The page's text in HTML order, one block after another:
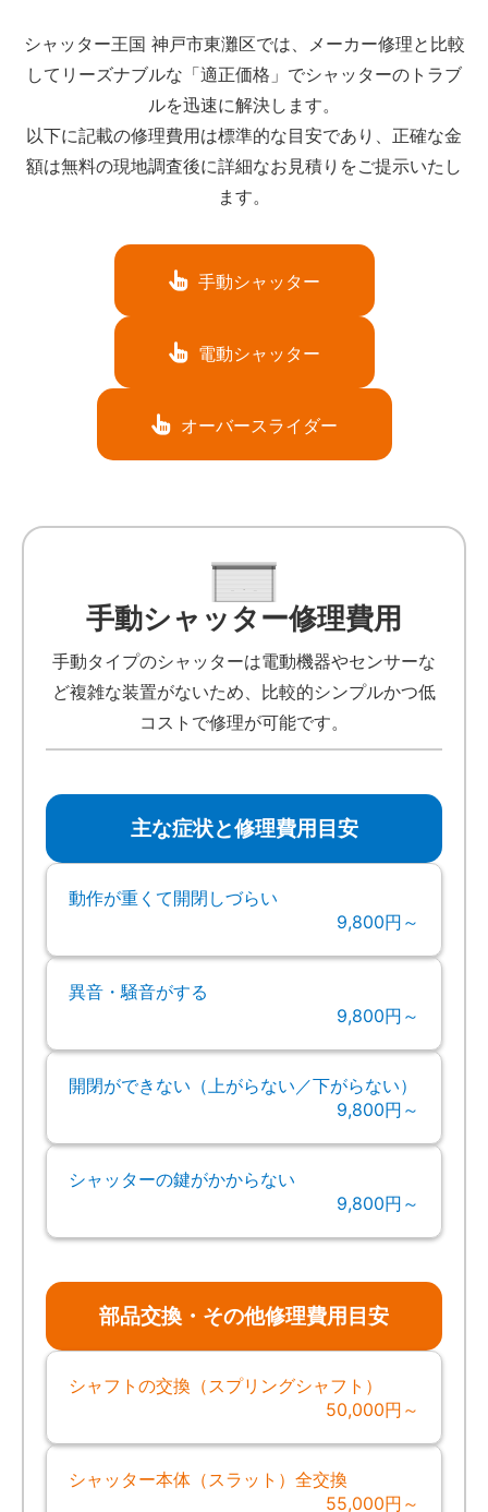
シャッター王国 神戸市東灘区では、メーカー修理と比較
してリーズナブルな「適正価格」でシャッターのトラブ
ルを迅速に解決します。
以下に記載の修理費用は標準的な目安であり、正確な金
額は無料の現地調査後に詳細なお見積りをご提示いたし
ます。
手動シャッター
電動シャッター
オーバースライダー
手動シャッター修理費用
手動タイプのシャッターは電動機器やセンサーな
ど複雑な装置がないため、比較的シンプルかつ低
コストで修理が可能です。
主な症状と修理費用目安
動作が重くて開閉しづらい
9,800円～
異音・騒音がする
9,800円～
開閉ができない（上がらない／下がらない）
9,800円～
シャッターの鍵がかからない
9,800円～
部品交換・その他修理費用目安
シャフトの交換（スプリングシャフト）
50,000円～
シャッター本体（スラット）全交換
55,000円～